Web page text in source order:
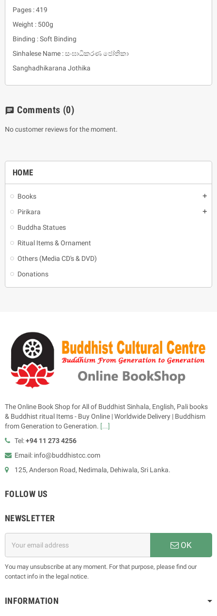
HOME
Books add
Pirikara add
Buddha Statues
Ritual Items & Ornament
Others (Media CD's & DVD)
Donations
Pages : 419
Weight : 500g
Binding : Soft Binding
Sinhalese Name : සංඝාධිකරණ ජෝතිකා
Sanghadhikarana Jothika
chat Comments (0)
No customer reviews for the moment.
The Online Book Shop for All of Buddhist Sinhala, English, Pali books
& Buddhist ritual Items - Buy Online | Worldwide Delivery | Buddhism
from Generation to Generation. [...]
Tel:+94 11 273 4256
Email: info@buddhistcc.com
125, Anderson Road, Nedimala, Dehiwala, Sri Lanka.
FOLLOW US
NEWSLETTER
OK
You may unsubscribe at any moment. For that purpose, please find our
contact info in the legal notice.
INFORMATION